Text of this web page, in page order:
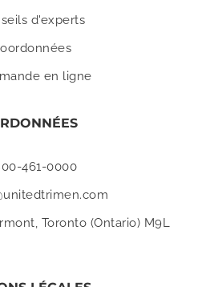
d'experts
en ligne
461-0000
Toronto (Ontario) M9L